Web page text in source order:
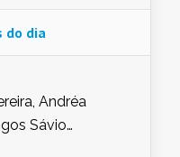
do dia
Andréa
Sávio